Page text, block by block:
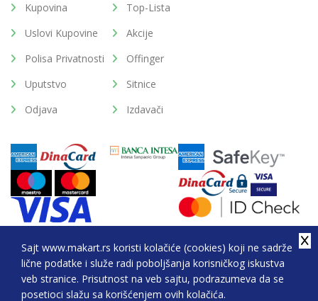
Sajt www.makart.rs koristi kolačiće (cookies) koji ne sadrže
lične podatke i služe radi poboljšanja korisničkog iskustva
veb stranice. Prisutnost na veb sajtu, podrazumeva da se
posetioci slažu sa korišćenjem ovih kolačića.
Kupovina
Uslovi Kupovine
Polisa Privatnosti
Uputstvo
Odjava
Top-Lista
Akcije
Offinger
Sitnice
Izdavači
2026. All Rights Reserved © Makart.rs - MAKART DOO
BEOGRAD (NOVI BEOGRAD), PIB: 105184104, MB: